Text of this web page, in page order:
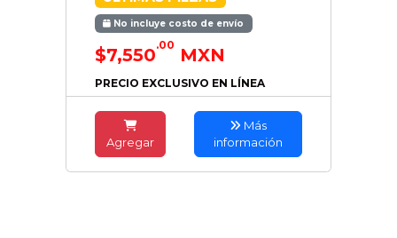
No incluye costo de envío
$7,550.00 MXN
PRECIO EXCLUSIVO EN LÍNEA
Agregar
Más
información